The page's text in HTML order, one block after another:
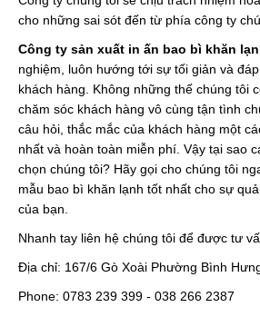
cho những sai sót đến từ phía công ty
Công ty sản xuất in ấn bao bì khăn
nghiệm, luôn hướng tới sự tối giản và
khách hàng. Không những thế chúng tôi
chăm sóc khách hàng vô cùng tận tình
câu hỏi, thắc mắc của khách hàng một
nhất và hoàn toàn miễn phí. Vậy tại sao
chọn chúng tôi? Hãy gọi cho chúng tôi
mẫu bao bì khăn lạnh tốt nhất cho sự
của bạn.
Nhanh tay liên hệ chúng tôi để được tư
Địa chỉ: 167/6 Gò Xoài Phường Bình
Phone: 0783 239 399 - 038 266 2387